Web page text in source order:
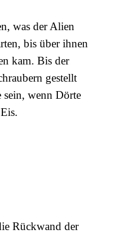
was der Alien
bis über ihnen
kam. Bis der
gestellt
sein, wenn Dörte
Rückwand der